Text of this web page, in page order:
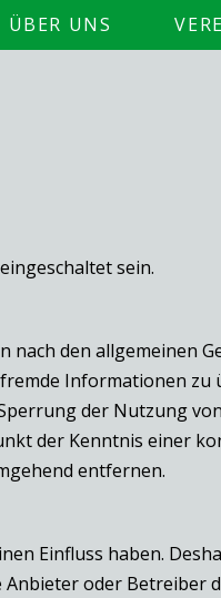
ÜBER UNS
sein.
den allgemeinen
Informationen zu
der Nutzung
der Kenntnis einer
entfernen.
Einfluss haben.
oder Betreiber